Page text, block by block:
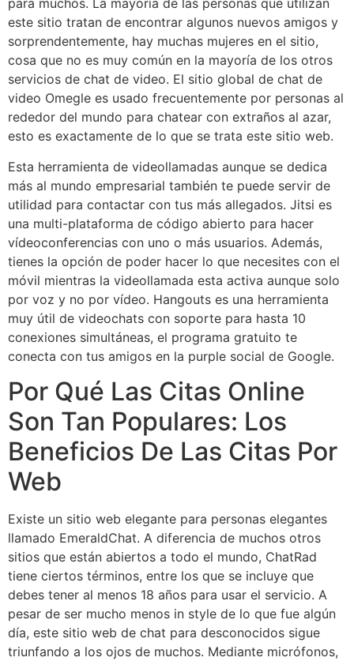
para muchos. La mayoría de las personas que utilizan
este sitio tratan de encontrar algunos nuevos amigos y
sorprendentemente, hay muchas mujeres en el sitio,
cosa que no es muy común en la mayoría de los otros
servicios de chat de video. El sitio global de chat de
video Omegle es usado frecuentemente por personas al
rededor del mundo para chatear con extraños al azar,
esto es exactamente de lo que se trata este sitio web.
Esta herramienta de videollamadas aunque se dedica
más al mundo empresarial también te puede servir de
utilidad para contactar con tus más allegados. Jitsi es
una multi-plataforma de código abierto para hacer
vídeoconferencias con uno o más usuarios. Además,
tienes la opción de poder hacer lo que necesites con el
móvil mientras la videollamada esta activa aunque solo
por voz y no por vídeo. Hangouts es una herramienta
muy útil de videochats con soporte para hasta 10
conexiones simultáneas, el programa gratuito te
conecta con tus amigos en la purple social de Google.
Por Qué Las Citas Online
Son Tan Populares: Los
Beneficios De Las Citas Por
Web
Existe un sitio web elegante para personas elegantes
llamado EmeraldChat. A diferencia de muchos otros
sitios que están abiertos a todo el mundo, ChatRad
tiene ciertos términos, entre los que se incluye que
debes tener al menos 18 años para usar el servicio. A
pesar de ser mucho menos in style de lo que fue algún
día, este sitio web de chat para desconocidos sigue
triunfando a los ojos de muchos. Mediante micrófonos,